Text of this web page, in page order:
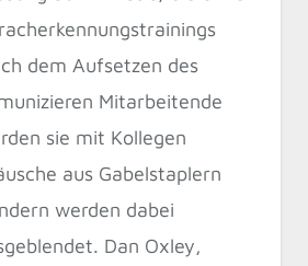
dem Aufsetzen des
Mitarbeitende
sie mit Kollegen
aus Gabelstaplern
werden dabei
Dan Oxley,